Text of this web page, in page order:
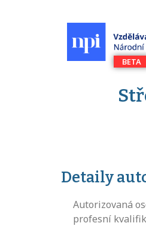
Detaily
Autorizovaná
profesní